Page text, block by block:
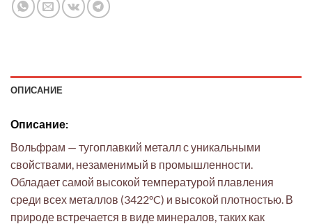
ОПИСАНИЕ
Описание:
Вольфрам — тугоплавкий металл с уникальными
свойствами, незаменимый в промышленности.
Обладает самой высокой температурой плавления
среди всех металлов (3422°C) и высокой плотностью. В
природе встречается в виде минералов, таких как